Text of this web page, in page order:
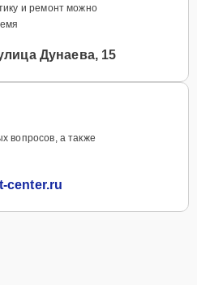
и ремонт можно
Дунаева, 15
вопросов, а также
center.ru